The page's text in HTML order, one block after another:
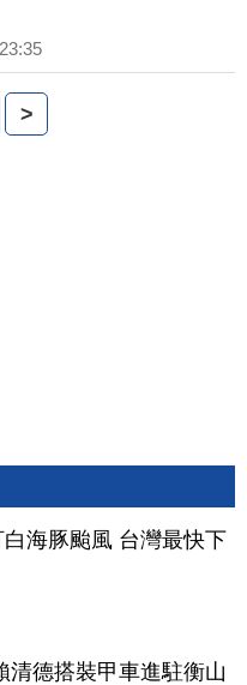
>
白海豚颱風 台灣最快下
清德搭裝甲車進駐衡山